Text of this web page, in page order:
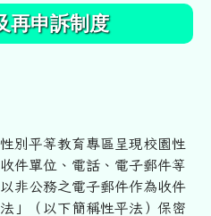
再申訴制度
別平等教育專區呈現校園性
件單位、電話、電子郵件等
非公務之電子郵件作為收件
」
（以下簡稱性平法）保密